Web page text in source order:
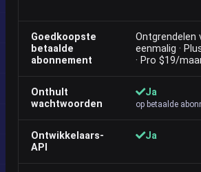
Goedkoopste
betaalde
abonnement
Ontgrendelen
eenmalig ·
· Pro $19/
Onthult
wachtwoorden
Ja
op betaalde
Ontwikkelaars-
API
Ja